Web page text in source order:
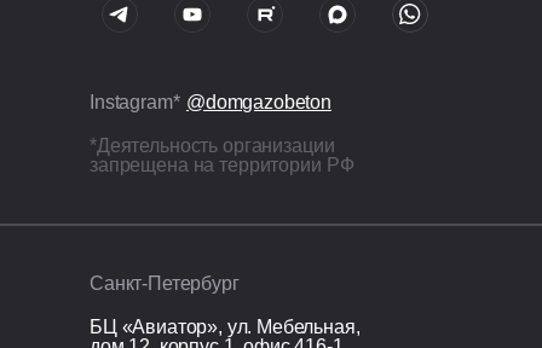
Раздельный сбор и вывоз мусора;
БЦ «Авиатор», ул. Мебельная,
Санкт-Петербург
Instagram* @domgazobeton
*Деятельность организации
запрещена на территории РФ